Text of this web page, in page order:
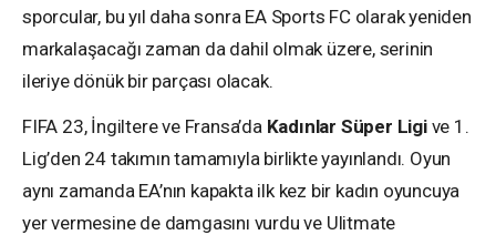
sporcular, bu yıl daha sonra EA Sports FC olarak yeniden
markalaşacağı zaman da dahil olmak üzere, serinin
ileriye dönük bir parçası olacak.
FIFA 23, İngiltere ve Fransa’da Kadınlar Süper Ligive 1.
Lig’den 24 takımın tamamıyla birlikte yayınlandı. Oyun
aynı zamanda EA’nın kapakta ilk kez bir kadın oyuncuya
yer vermesine de damgasını vurdu ve Ulitmate